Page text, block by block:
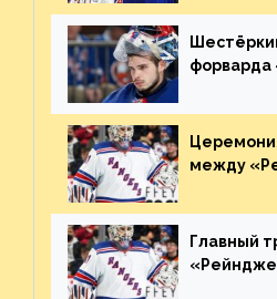
форварда
пятаке.
между
матча
Главный